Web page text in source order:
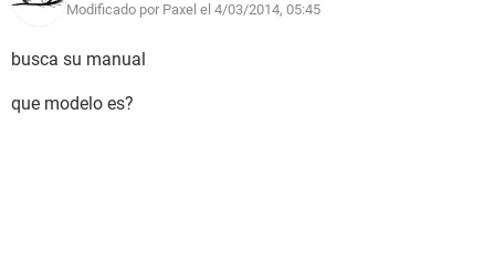
Modificado por Paxel el 4/03/2014, 05:45
busca su manual
que modelo es?